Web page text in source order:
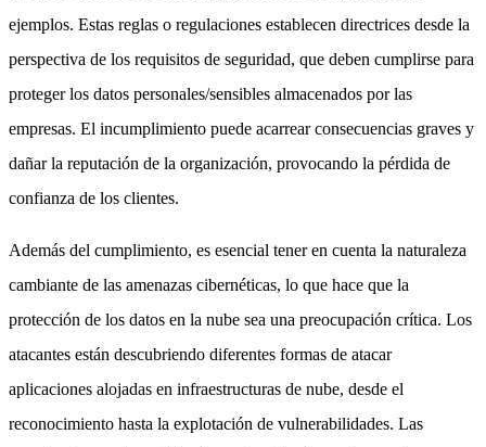
ejemplos. Estas reglas o regulaciones establecen directrices desde la
perspectiva de los requisitos de seguridad, que deben cumplirse para
proteger los datos personales/sensibles almacenados por las
empresas. El incumplimiento puede acarrear consecuencias graves y
dañar la reputación de la organización, provocando la pérdida de
confianza de los clientes.
Además del cumplimiento, es esencial tener en cuenta la naturaleza
cambiante de las amenazas cibernéticas, lo que hace que la
protección de los datos en la nube sea una preocupación crítica. Los
atacantes están descubriendo diferentes formas de atacar
aplicaciones alojadas en infraestructuras de nube, desde el
reconocimiento hasta la explotación de vulnerabilidades. Las